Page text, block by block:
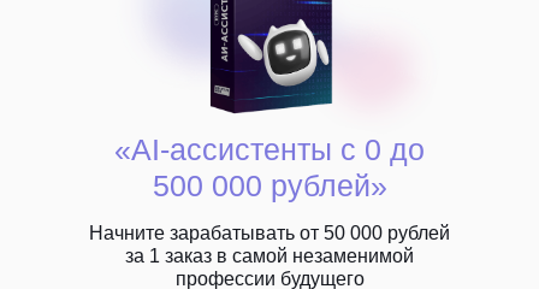
«AI-ассистенты с 0 до
500 000 рублей»
Начните зарабатывать от 50 000 рублей
за 1 заказ в самой незаменимой
профессии будущего